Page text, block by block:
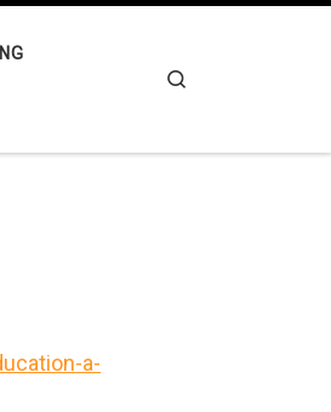
a-